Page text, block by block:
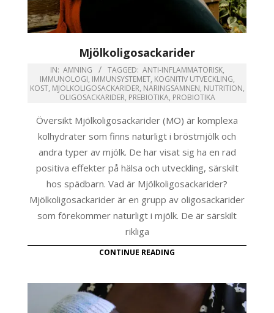
Mjölkoligosackarider
IN: AMNING TAGGED: ANTI-INFLAMMATORISK,
IMMUNOLOGI, IMMUNSYSTEMET, KOGNITIV UTVECKLING,
KOST, MJÖLKOLIGOSACKARIDER, NÄRINGSÄMNEN, NUTRITION,
OLIGOSACKARIDER, PREBIOTIKA, PROBIOTIKA
Översikt Mjölkoligosackarider (MO) är komplexa
kolhydrater som finns naturligt i bröstmjölk och
andra typer av mjölk. De har visat sig ha en rad
positiva effekter på hälsa och utveckling, särskilt
hos spädbarn. Vad är Mjölkoligosackarider?
Mjölkoligosackarider är en grupp av oligosackarider
som förekommer naturligt i mjölk. De är särskilt
rikliga
CONTINUE READING